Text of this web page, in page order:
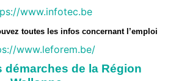
www.infotec.be
toutes les infos concernant l’emploi
www.leforem.be/
démarches de la Région